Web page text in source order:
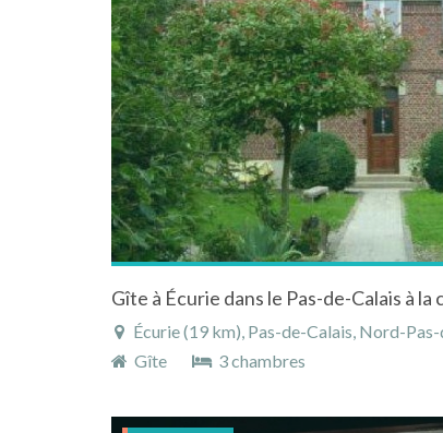
Gîte à Écurie dans le Pas-de-Calais à la
Écurie (19 km), Pas-de-Calais, Nord-
Gîte
3 chambres